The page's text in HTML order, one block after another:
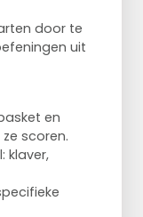
door te
uit
en
scoren.
klaver,